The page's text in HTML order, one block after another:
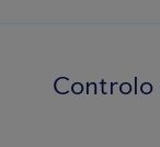
Controlo